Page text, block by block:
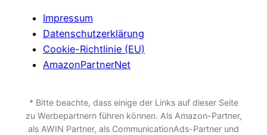
Impressum
Datenschutzerklärung
Cookie-Richtlinie (EU)
AmazonPartnerNet
* Bitte beachte, dass einige der Links auf dieser Seite
zu Werbepartnern führen können. Als Amazon-Partner,
als AWIN Partner, als CommunicationAds-Partner und